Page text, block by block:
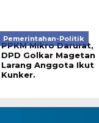
Pemerintahan-Politik
PPKM Mikro Darurat,
DPD Golkar Magetan
Larang Anggota Ikut
Kunker.